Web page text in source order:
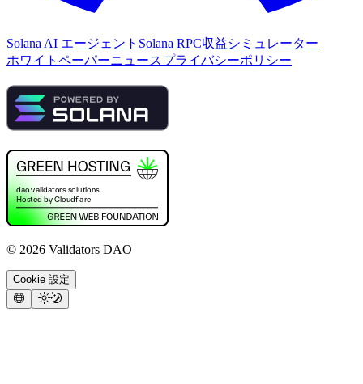
Solana AI エージェント Solana RPC収益シミュレーター
ホワイトペーパーニュースプライバシーポリシー
© 2026 Validators DAO
Cookie 設定